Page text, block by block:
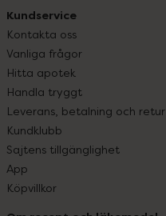
Kundservice
Kontakta oss
Vanliga frågor
Hitta apotek
Handla tryggt
Leverans, betalning och retur
Kundklubb
Sajtens tillgänglighet
App
Köpvillkor